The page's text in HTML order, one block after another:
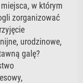
w którym
zorganizować
urodzinowe,
galę?